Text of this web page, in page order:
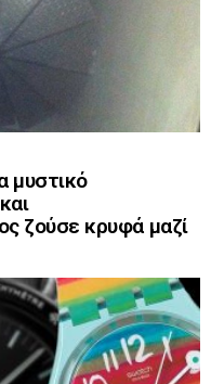
μυστικό
ζούσε κρυφά μαζί